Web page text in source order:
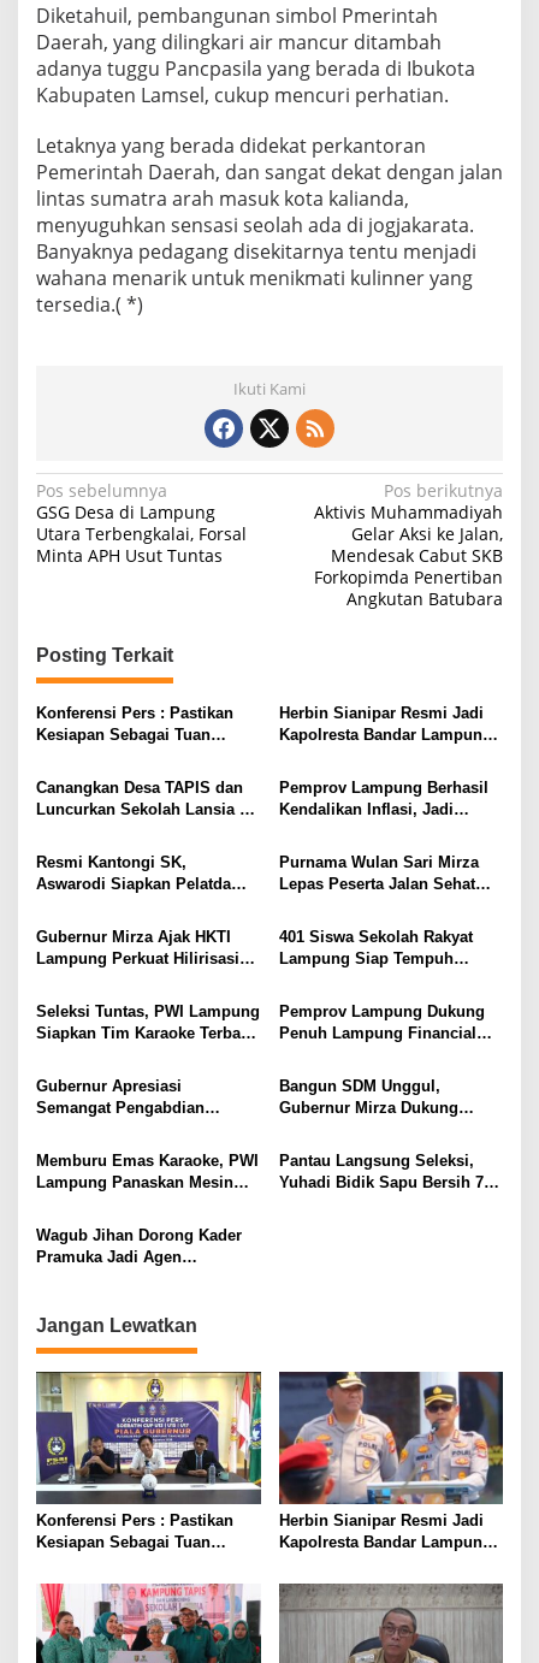
Diketahuil, pembangunan simbol Pmerintah
Daerah, yang dilingkari air mancur ditambah
adanya tuggu Pancpasila yang berada di Ibukota
Kabupaten Lamsel, cukup mencuri perhatian.
Letaknya yang berada didekat perkantoran
Pemerintah Daerah, dan sangat dekat dengan jalan
lintas sumatra arah masuk kota kalianda,
menyuguhkan sensasi seolah ada di jogjakarata.
Banyaknya pedagang disekitarnya tentu menjadi
wahana menarik untuk menikmati kulinner yang
tersedia.( *)
Ikuti Kami
N
a
v
a
s
i
o
Pos sebelumnya
GSG Desa di Lampung
Utara Terbengkalai, Forsal
Minta APH Usut Tuntas
Pos berikutnya
Aktivis Muhammadiyah
Gelar Aksi ke Jalan,
Mendesak Cabut SKB
Forkopimda Penertiban
Angkutan Batubara
Posting Terkait
Konferensi Pers : Pastikan
Kesiapan Sebagai Tuan
Tiga Venue Pelaksanaan
Soeratin Cup Piala Gubernur
Lampung
Herbin Sianipar Resmi Jadi
Kapolresta Bandar Lampung,
Prioritas
Canangkan Desa TAPIS dan
Luncurkan Sekolah Lansia di
TP PKK Lampung Dorong
Pembangunan SDM Dimulai
dari Desa
Pemprov Lampung Berhasil
Kendalikan Inflasi, Jadi
Terendah di Sumatera
Resmi Kantongi SK,
Aswarodi Siapkan Pelatda
Menuju Porwanas 2027
Purnama Wulan Sari Mirza
Lepas Peserta Jalan Sehat
Lansia Sehat dan Bahagia
Gubernur Mirza Ajak HKTI
Lampung Perkuat Hilirisasi
Kesejahteraan Petani
401 Siswa Sekolah Rakyat
Lampung Siap Tempuh
Dorong Lahirnya Generasi
Emas
Seleksi Tuntas, PWI Lampung
Siapkan Tim Karaoke Terbaik
Pemprov Lampung Dukung
Penuh Lampung Financial
Keuangan Generasi Muda
Gubernur Apresiasi
Semangat Pengabdian
Menjaga Stabilitas Lampung
Bangun SDM Unggul,
Gubernur Mirza Dukung
bagi Generasi Muda
Lampung
Memburu Emas Karaoke, PWI
Lampung Panaskan Mesin
Pantau Langsung Seleksi,
Yuhadi Bidik Sapu Bersih 7
Wagub Jihan Dorong Kader
Pramuka Jadi Agen
Jangan Lewatkan
Konferensi Pers : Pastikan
Kesiapan Sebagai Tuan
Tiga Venue Pelaksanaan
Soeratin Cup Piala Gubernur
Lampung
Herbin Sianipar Resmi Jadi
Kapolresta Bandar Lampung,
Prioritas